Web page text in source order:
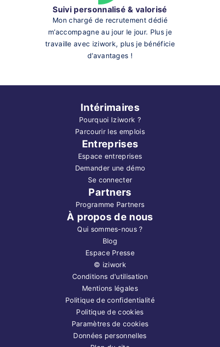
Suivi personnalisé & valorisé
Mon chargé de recrutement dédié
m’accompagne au jour le jour. Plus je
travaille avec iziwork, plus je bénéficie
d’avantages !
Intérimaires
Pourquoi Iziwork ?
Parcourir les emplois
Entreprises
Espace entreprises
Demander une démo
Se connecter
Partners
Programme Partners
À propos de nous
Qui sommes-nous ?
Blog
Espace Presse
© iziwork
Conditions d'utilisation
Mentions légales
Politique de confidentialité
Politique de cookies
Paramètres de cookies
Données personnelles